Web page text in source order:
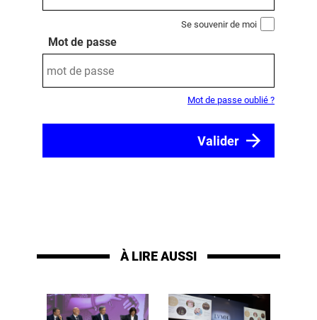
Se souvenir de moi
Mot de passe
Mot de passe oublié ?
À LIRE AUSSI